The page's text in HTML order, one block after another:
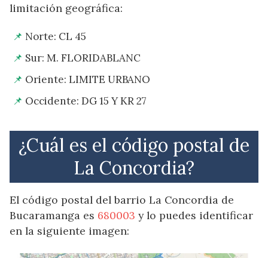
limitación geográfica:
Norte: CL 45
Sur: M. FLORIDABLANC
Oriente: LIMITE URBANO
Occidente: DG 15 Y KR 27
¿Cuál es el código postal de
La Concordia?
El código postal del barrio La Concordia de
Bucaramanga es 680003 y lo puedes identificar
en la siguiente imagen: